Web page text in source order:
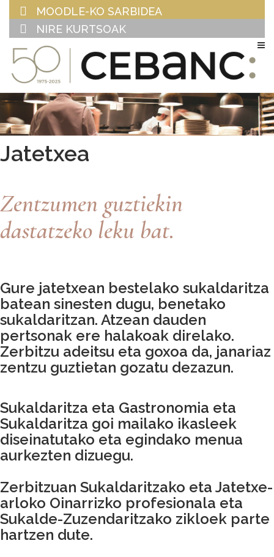
MOODLE-KO SARBIDEA
NIRE KURTSOAK
EU ES
Jatetxea
Zentzumen guztiekin
dastatzeko leku bat.
Gure jatetxean bestelako sukaldaritza
batean sinesten dugu, benetako
sukaldaritzan. Atzean dauden
pertsonak ere halakoak direlako.
Zerbitzu adeitsu eta goxoa da, janariaz
zentzu guztietan gozatu dezazun.
Sukaldaritza eta Gastronomia eta
Sukaldaritza goi mailako ikasleek
diseinatutako eta egindako menua
aurkezten dizuegu.
Zerbitzuan Sukaldaritzako eta Jatetxe-
arloko Oinarrizko profesionala eta
Sukalde-Zuzendaritzako zikloek parte
hartzen dute.